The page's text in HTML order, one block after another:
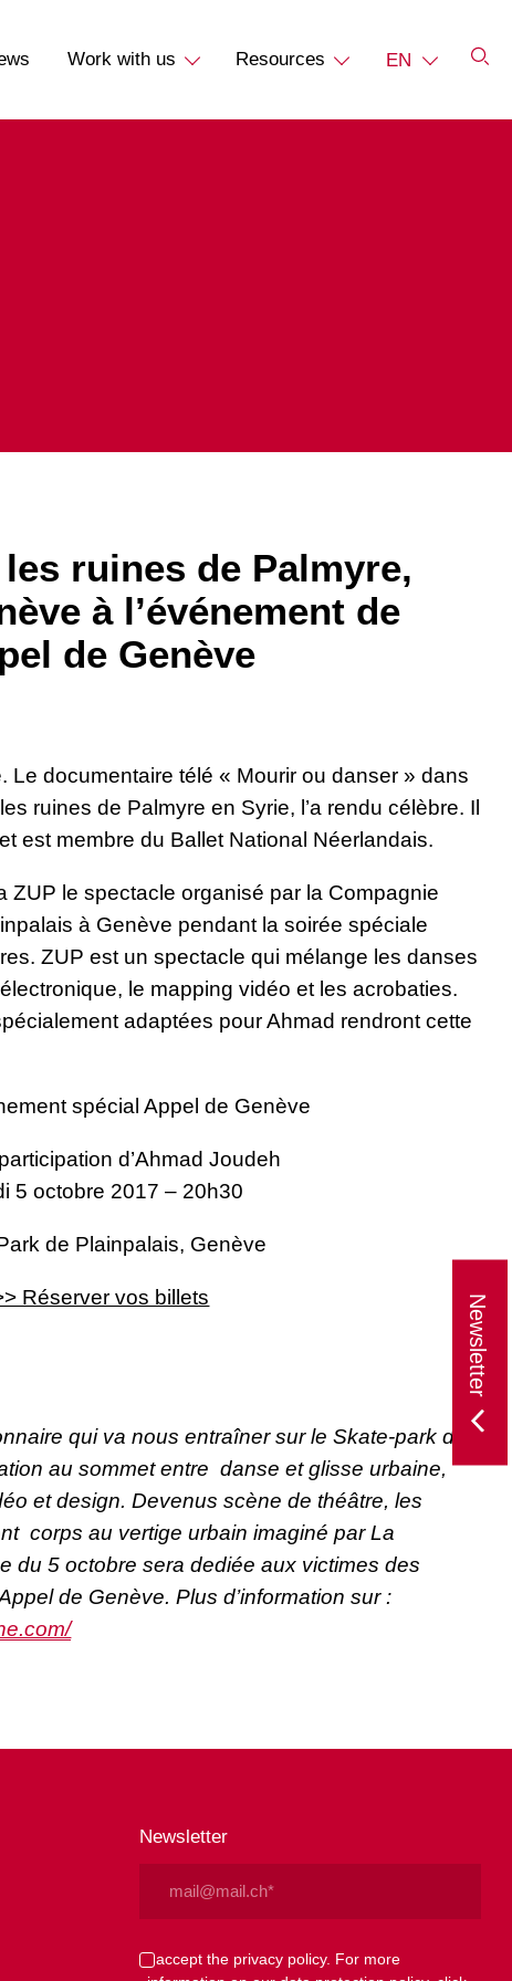
Work with us Resources EN
ruines de Palmyre,
à l’événement de
de Genève
Le documentaire télé « Mourir ou danser » dans
ruines de Palmyre en Syrie, l’a rendu célèbre. Il
est membre du Ballet National Néerlandais.
ZUP le spectacle organisé par la Compagnie
à Genève pendant la soirée spéciale
ZUP est un spectacle qui mélange les danses
le mapping vidéo et les acrobaties.
adaptées pour Ahmad rendront cette
spécial Appel de Genève
d’Ahmad Joudeh
5 octobre 2017 – 20h30
de Plainpalais, Genève
Réserver vos billets
qui va nous entraîner sur le Skate-park de
au sommet entre danse et glisse urbaine,
et design. Devenus scène de théâtre, les
corps au vertige urbain imaginé par La
du 5 octobre sera dediée aux victimes des
de Genève. Plus d’information sur :
Newsletter
Privacy
I accept the privacy policy. For more
Newsletter